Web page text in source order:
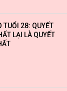
TUỔI 28: QUYẾT
LẠI LÀ QUYẾT